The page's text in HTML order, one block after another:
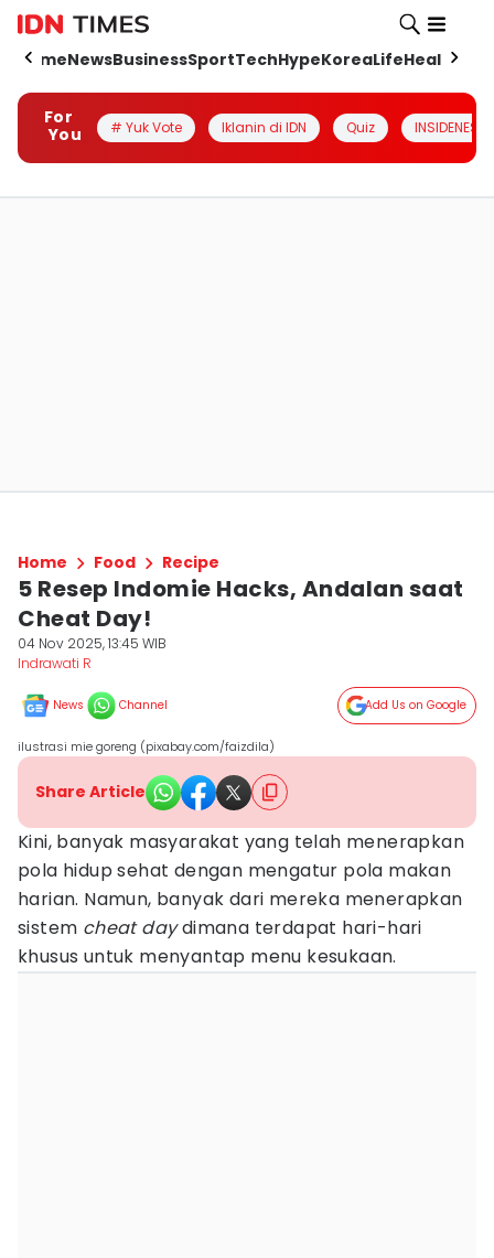
HomeNewsBusinessSportTechHypeKoreaLifeHealth
For
You
# Yuk Vote Iklanin di IDN Quiz INSIDENESIA
Home Food Recipe
5 Resep Indomie Hacks, Andalan saat
Cheat Day!
04 Nov 2025, 13:45 WIB
Indrawati R
News Channel Add Us on Google
ilustrasi mie goreng (pixabay.com/faizdila)
Share Article
Kini, banyak masyarakat yang telah menerapkan
pola hidup sehat dengan mengatur pola makan
harian. Namun, banyak dari mereka menerapkan
sistem cheat daydimana terdapat hari-hari
khusus untuk menyantap menu kesukaan.